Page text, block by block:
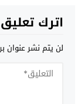
اترك تعليق
لن يتم نشر عنوان